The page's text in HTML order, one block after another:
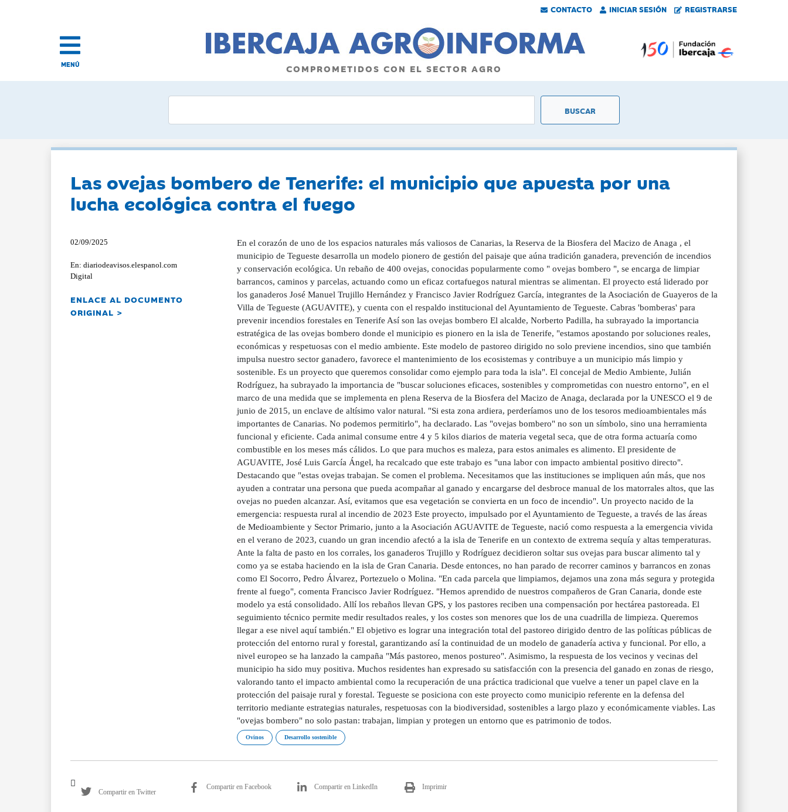
CONTACTO INICIAR SESIÓN REGISTRARSE
MENÚ COMPROMETIDOS CON EL SECTOR AGRO
Las ovejas bombero de Tenerife: el municipio que apuesta por una
lucha ecológica contra el fuego
02/09/2025
En: diariodeavisos.elespanol.com
Digital
ENLACE AL DOCUMENTO
ORIGINAL >
En el corazón de uno de los espacios naturales más valiosos de Canarias, la Reserva de la Biosfera del Macizo de Anaga , el
municipio de Tegueste desarrolla un modelo pionero de gestión del paisaje que aúna tradición ganadera, prevención de incendios
y conservación ecológica. Un rebaño de 400 ovejas, conocidas popularmente como " ovejas bombero ", se encarga de limpiar
barrancos, caminos y parcelas, actuando como un eficaz cortafuegos natural mientras se alimentan. El proyecto está liderado por
los ganaderos José Manuel Trujillo Hernández y Francisco Javier Rodríguez García, integrantes de la Asociación de Guayeros de la
Villa de Tegueste (AGUAVITE), y cuenta con el respaldo institucional del Ayuntamiento de Tegueste. Cabras 'bomberas' para
prevenir incendios forestales en Tenerife Así son las ovejas bombero El alcalde, Norberto Padilla, ha subrayado la importancia
estratégica de las ovejas bombero donde el municipio es pionero en la isla de Tenerife, "estamos apostando por soluciones reales,
económicas y respetuosas con el medio ambiente. Este modelo de pastoreo dirigido no solo previene incendios, sino que también
impulsa nuestro sector ganadero, favorece el mantenimiento de los ecosistemas y contribuye a un municipio más limpio y
sostenible. Es un proyecto que queremos consolidar como ejemplo para toda la isla". El concejal de Medio Ambiente, Julián
Rodríguez, ha subrayado la importancia de "buscar soluciones eficaces, sostenibles y comprometidas con nuestro entorno", en el
marco de una medida que se implementa en plena Reserva de la Biosfera del Macizo de Anaga, declarada por la UNESCO el 9 de
junio de 2015, un enclave de altísimo valor natural. "Si esta zona ardiera, perderíamos uno de los tesoros medioambientales más
importantes de Canarias. No podemos permitirlo", ha declarado. Las "ovejas bombero" no son un símbolo, sino una herramienta
funcional y eficiente. Cada animal consume entre 4 y 5 kilos diarios de materia vegetal seca, que de otra forma actuaría como
combustible en los meses más cálidos. Lo que para muchos es maleza, para estos animales es alimento. El presidente de
AGUAVITE, José Luis García Ángel, ha recalcado que este trabajo es "una labor con impacto ambiental positivo directo".
Destacando que "estas ovejas trabajan. Se comen el problema. Necesitamos que las instituciones se impliquen aún más, que nos
ayuden a contratar una persona que pueda acompañar al ganado y encargarse del desbroce manual de los matorrales altos, que las
ovejas no pueden alcanzar. Así, evitamos que esa vegetación se convierta en un foco de incendio". Un proyecto nacido de la
emergencia: respuesta rural al incendio de 2023 Este proyecto, impulsado por el Ayuntamiento de Tegueste, a través de las áreas
de Medioambiente y Sector Primario, junto a la Asociación AGUAVITE de Tegueste, nació como respuesta a la emergencia vivida
en el verano de 2023, cuando un gran incendio afectó a la isla de Tenerife en un contexto de extrema sequía y altas temperaturas.
Ante la falta de pasto en los corrales, los ganaderos Trujillo y Rodríguez decidieron soltar sus ovejas para buscar alimento tal y
como ya se estaba haciendo en la isla de Gran Canaria. Desde entonces, no han parado de recorrer caminos y barrancos en zonas
como El Socorro, Pedro Álvarez, Portezuelo o Molina. "En cada parcela que limpiamos, dejamos una zona más segura y protegida
frente al fuego", comenta Francisco Javier Rodríguez. "Hemos aprendido de nuestros compañeros de Gran Canaria, donde este
modelo ya está consolidado. Allí los rebaños llevan GPS, y los pastores reciben una compensación por hectárea pastoreada. El
seguimiento técnico permite medir resultados reales, y los costes son menores que los de una cuadrilla de limpieza. Queremos
llegar a ese nivel aquí también." El objetivo es lograr una integración total del pastoreo dirigido dentro de las políticas públicas de
protección del entorno rural y forestal, garantizando así la continuidad de un modelo de ganadería activa y funcional. Por ello, a
nivel europeo se ha lanzado la campaña "Más pastoreo, menos postureo". Asimismo, la respuesta de los vecinos y vecinas del
municipio ha sido muy positiva. Muchos residentes han expresado su satisfacción con la presencia del ganado en zonas de riesgo,
valorando tanto el impacto ambiental como la recuperación de una práctica tradicional que vuelve a tener un papel clave en la
protección del paisaje rural y forestal. Tegueste se posiciona con este proyecto como municipio referente en la defensa del
territorio mediante estrategias naturales, respetuosas con la biodiversidad, sostenibles a largo plazo y económicamente viables. Las
"ovejas bombero" no solo pastan: trabajan, limpian y protegen un entorno que es patrimonio de todos.
Ovinos Desarrollo sostenible
Compartir en Twitter
Compartir en Facebook Compartir en LinkedIn Imprimir